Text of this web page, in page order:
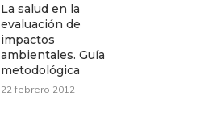
La salud en la
evaluación de
impactos
ambientales. Guía
metodológica
22 febrero 2012